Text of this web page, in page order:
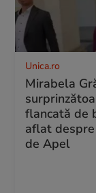
Unica.ro
Mirabela
flancată de
aflat
de Apel